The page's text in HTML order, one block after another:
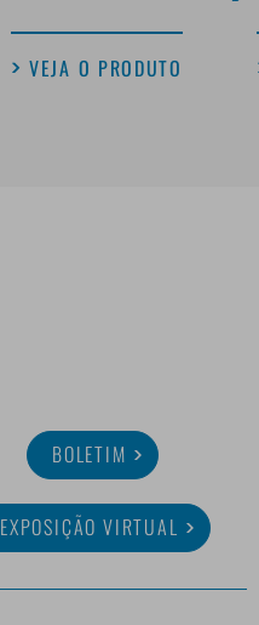
VEJA O PRODUTO
BOLETIM
EXPOSIÇÃO VIRTUAL